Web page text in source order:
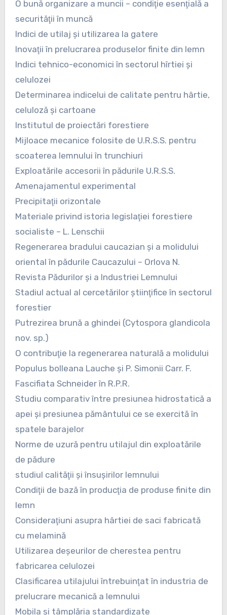
O bună organizare a muncii – condiţie esenţială a
securităţii în muncă
Indici de utilaj şi utilizarea la gatere
Inovaţii în prelucrarea produselor finite din lemn
Indici tehnico-economici în sectorul hîrtiei şi
celulozei
Determinarea indicelui de calitate pentru hârtie,
celuloză şi cartoane
Institutul de proiectări forestiere
Mijloace mecanice folosite de U.R.S.S. pentru
scoaterea lemnului în trunchiuri
Exploatările accesorii în pădurile U.R.S.S.
Amenajamentul experimental
Precipitaţii orizontale
Materiale privind istoria legislaţiei forestiere
socialiste – L. Lenschii
Regenerarea bradului caucazian şi a molidului
oriental în pădurile Caucazului – Orlova N.
Revista Pădurilor şi a Industriei Lemnului
Stadiul actual al cercetărilor ştiinţifice în sectorul
forestier
Putrezirea brună a ghindei (Cytospora glandicola
nov. sp.)
O contribuţie la regenerarea naturală a molidului
Populus bolleana Lauche şi P. Simonii Carr. F.
Fascifiata Schneider în R.P.R.
Studiu comparativ între presiunea hidrostatică a
apei şi presiunea pământului ce se exercită în
spatele barajelor
Norme de uzură pentru utilajul din exploatările
de pădure
studiul calităţii şi însuşirilor lemnului
Condiţii de bază în producţia de produse finite din
lemn
Consideraţiuni asupra hârtiei de saci fabricată
cu melamină
Utilizarea deşeurilor de cherestea pentru
fabricarea celulozei
Clasificarea utilajului întrebuinţat în industria de
prelucrare mecanică a lemnului
Mobila şi tâmplăria standardizate